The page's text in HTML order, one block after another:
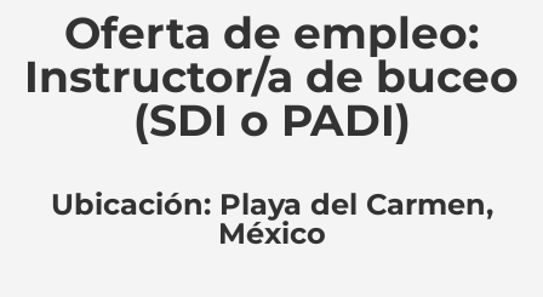
Oferta de empleo:
Instructor/a de buceo
(SDI o PADI)
Ubicación: Playa del Carmen,
México